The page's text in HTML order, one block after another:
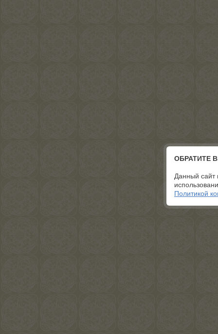
ОБРАТИТЕ
Данный сайт
Политикой